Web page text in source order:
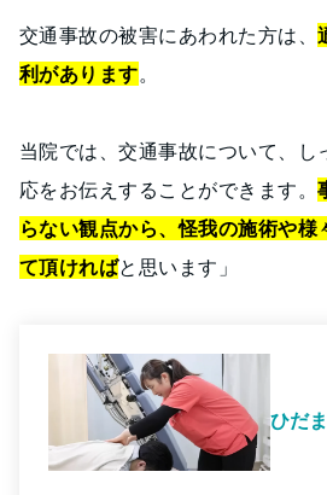
交通事故の被害にあわれた方は、
利があります。
当院では、交通事故について、し
応をお伝えすることができます。
らない観点から、怪我の施術や
て頂ければと思います」
ひだ